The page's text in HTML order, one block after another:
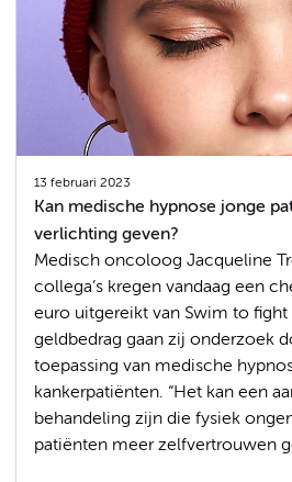
13 februari 2023
Kan medische hypnose jonge
verlichting geven?
Medisch oncoloog Jacqueline
collega’s kregen vandaag een
euro uitgereikt van Swim to fight
geldbedrag gaan zij onderzoek
toepassing van medische
kankerpatiënten. “Het kan een
behandeling zijn die fysiek
patiënten meer zelfvertrouwen